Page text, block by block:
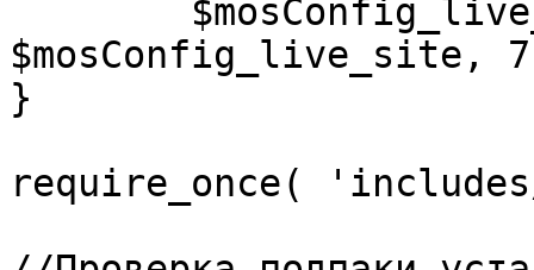
$mosConfig_live_site,
}
require_once(